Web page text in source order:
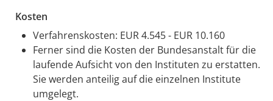
Kosten
Verfahrenskosten: EUR 4.545 - EUR 10.160
Ferner sind die Kosten der Bundesanstalt für die
laufende Aufsicht von den Instituten zu erstatten.
Sie werden anteilig auf die einzelnen Institute
umgelegt.